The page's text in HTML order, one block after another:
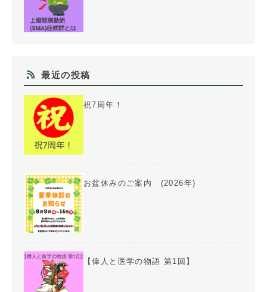
最近の投稿
祝7周年！
お盆休みのご案内 (2026年)
【偉人と医学の物語 第1回】